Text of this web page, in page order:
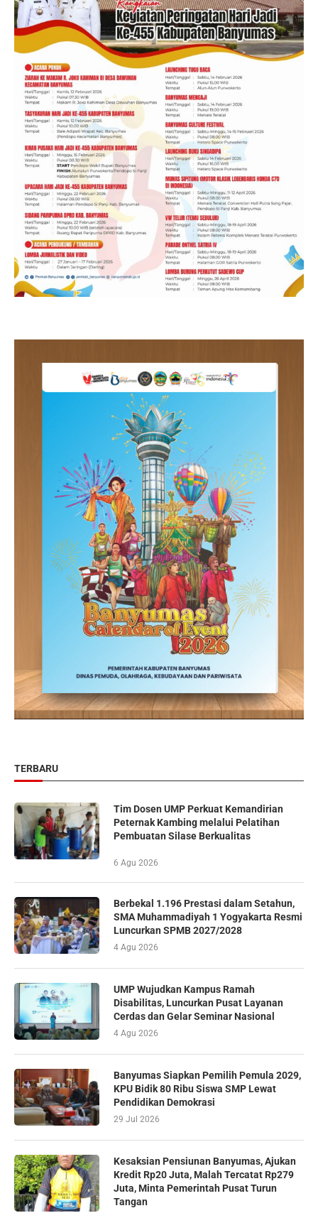
TERBARU
Tim Dosen UMP Perkuat Kemandirian
Peternak Kambing melalui Pelatihan
Pembuatan Silase Berkualitas
6 Agu 2026
Berbekal 1.196 Prestasi dalam Setahun,
SMA Muhammadiyah 1 Yogyakarta Resmi
Luncurkan SPMB 2027/2028
4 Agu 2026
UMP Wujudkan Kampus Ramah
Disabilitas, Luncurkan Pusat Layanan
Cerdas dan Gelar Seminar Nasional
4 Agu 2026
Banyumas Siapkan Pemilih Pemula 2029,
KPU Bidik 80 Ribu Siswa SMP Lewat
Pendidikan Demokrasi
29 Jul 2026
Kesaksian Pensiunan Banyumas, Ajukan
Kredit Rp20 Juta, Malah Tercatat Rp279
Juta, Minta Pemerintah Pusat Turun
Tangan